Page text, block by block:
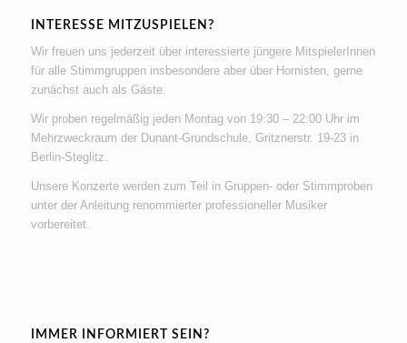
INTERESSE MITZUSPIELEN?
Wir freuen uns jederzeit über interessierte jüngere MitspielerInnen
für alle Stimmgruppen insbesondere aber über Hornisten, gerne
zunächst auch als Gäste.
Wir proben regelmäßig jeden Montag von 19:30 – 22:00 Uhr im
Mehrzweckraum der Dunant-Grundschule, Gritznerstr. 19-23 in
Berlin-Steglitz.
Unsere Konzerte werden zum Teil in Gruppen- oder Stimmproben
unter der Anleitung renommierter professioneller Musiker
vorbereitet.
IMMER INFORMIERT SEIN?